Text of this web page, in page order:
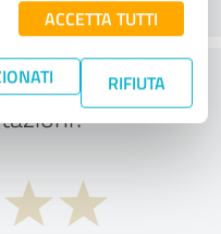
ACCETTA TUTTI
RIFIUTA
del rapporto